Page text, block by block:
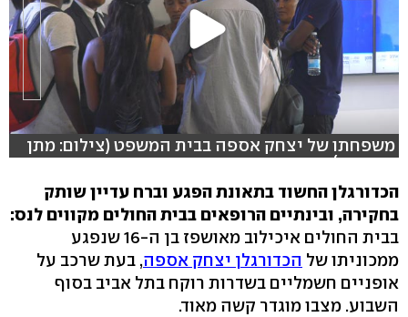
משפחתו של יצחק אספה בבית המשפט (צילום: מתן
טורקיה )
הכדורגלן החשוד בתאונת הפגע וברח עדיין שותק
בחקירה, ובינתיים הרופאים בבית החולים מקווים לנס:
בבית החולים איכילוב מאושפז בן ה-16 שנפגע
ממכוניתו של הכדורגלן יצחק אספה, בעת שרכב על
אופניים חשמליים בשדרות רוקח בתל אביב בסוף
השבוע. מצבו מוגדר קשה מאוד.